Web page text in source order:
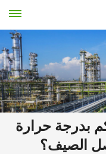
بدرجة حرارة
الصيف؟